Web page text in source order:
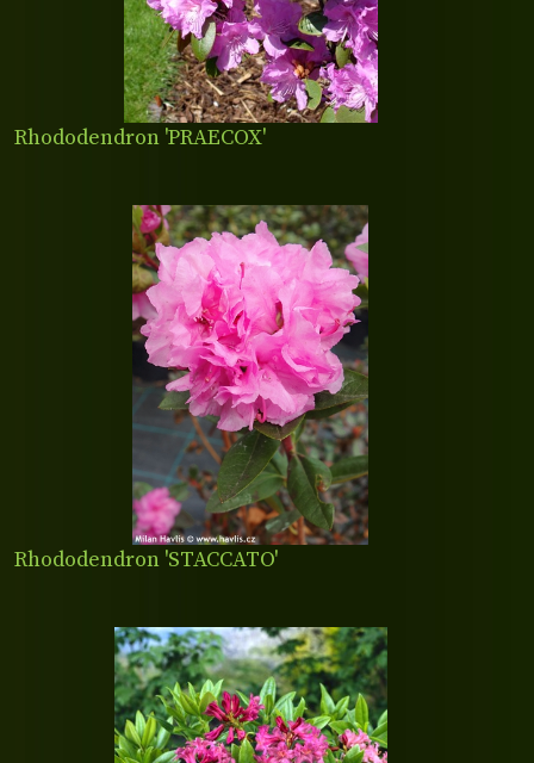
Rhododendron 'PRAECOX'
Rhododendron 'STACCATO'